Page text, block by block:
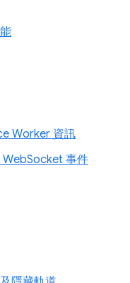
Worker 資訊
事件